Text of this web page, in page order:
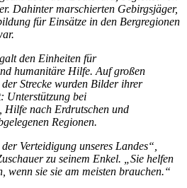
Dahinter marschierten Gebirgsjäger,
für Einsätze in den Bergregionen
den Einheiten für
humanitäre Hilfe. Auf großen
Strecke wurden Bilder ihrer
Unterstützung bei
Hilfe nach Erdrutschen und
Regionen.
Verteidigung unseres Landes“,
zu seinem Enkel. „Sie helfen
wenn sie sie am meisten brauchen.“